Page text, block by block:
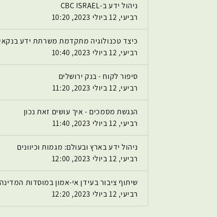
ניהול ידע ב-CBC ISRAEL
רביעי, 12 ביולי 2023, 10:20
כיצד טכנולוגיה מתקדמת משרתת ידע
רביעי, 12 ביולי 2023, 10:40
סיפור לקוח - בנק ירושלים
רביעי, 12 ביולי 2023, 11:20
הנגשת מסמכים - איך עושים זאת נכון
רביעי, 12 ביולי 2023, 11:40
ניהול ידע בארץ ובעולם: מגמות וכיוונים
רביעי, 12 ביולי 2023, 12:00
שיתוף ציבור בעידן אי-אמון במוסדות
רביעי, 12 ביולי 2023, 12:20